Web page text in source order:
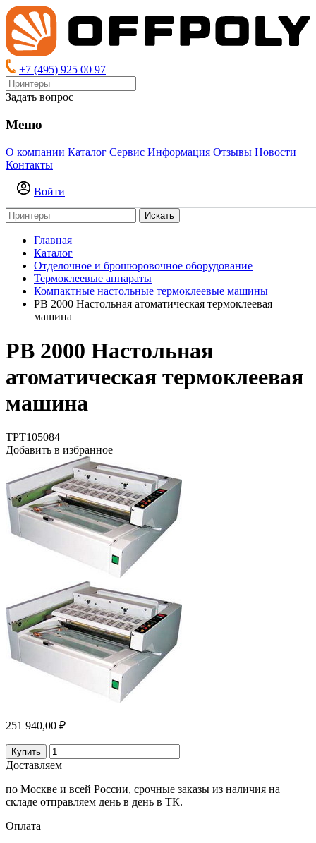
+7 (495) 925 00 97
Задать вопрос
Меню
О компании Каталог Сервис Информация Отзывы Новости
Контакты
Войти
Искать
Главная
Каталог
Отделочное и брошюровочное оборудование
Термоклеевые аппараты
Компактные настольные термоклеевые машины
PB 2000 Настольная атоматическая термоклеевая
машина
PB 2000 Настольная
атоматическая термоклеевая
машина
TPT105084
Добавить в избранное
251 940,00 ₽
Купить
Доставляем
по Москве и всей России, срочные заказы из наличия на
складе отправляем день в день в ТК.
Оплата